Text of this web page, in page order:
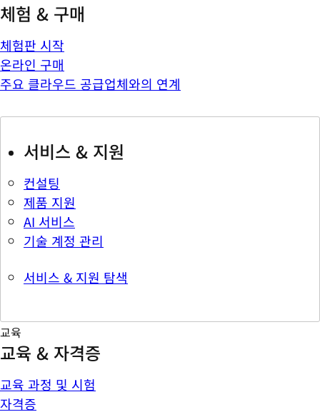
체험 & 구매
체험판 시작
온라인 구매
주요 클라우드 공급업체와의 연계
서비스 & 지원
컨설팅
제품 지원
AI 서비스
기술 계정 관리
서비스 & 지원 탐색
교육
교육 & 자격증
교육 과정 및 시험
자격증